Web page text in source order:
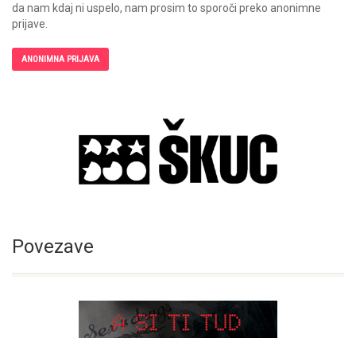
da nam kdaj ni uspelo, nam prosim to sporoči preko anonimne
prijave.
ANONIMNA PRIJAVA
Povezave